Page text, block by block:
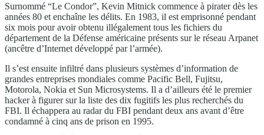
Surnommé “Le Condor”, Kevin Mitnick commence à pirater dès les
années 80 et enchaîne les délits. En 1983, il est emprisonné pendant
six mois pour avoir obtenu illégalement tous les fichiers du
département de la Défense américaine présents sur le réseau Arpanet
(ancêtre d’Internet développé par l’armée).
Il s’est ensuite infiltré dans plusieurs systèmes d’information de
grandes entreprises mondiales comme Pacific Bell, Fujitsu,
Motorola, Nokia et Sun Microsystems. Il a d’ailleurs été le premier
hacker à figurer sur la liste des dix fugitifs les plus recherchés du
FBI. Il échappera au radar du FBI pendant deux ans avant d’être
condamné à cinq ans de prison en 1995.